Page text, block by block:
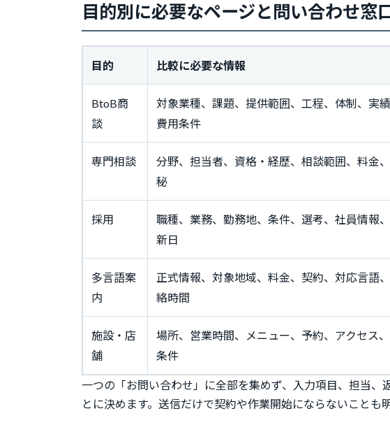
目的別に必要なページと問い合わせ窓
目的 比較に必要な情報
BtoB商
談
対象業種、課題、提供範囲、工程、体制、実績
費用条件
専門相談
分野、担当者、資格・経歴、相談範囲、料金
秘
採用
職種、業務、勤務地、条件、選考、社員情報
新日
多言語案
内
正式情報、対象地域、料金、契約、対応言語
絡時間
施設・店
舗
場所、営業時間、メニュー、予約、アクセス
条件
一つの「お問い合わせ」に全部を集めず、入力項目、担当
とに決めます。送信だけで契約や作業開始にならないことも明